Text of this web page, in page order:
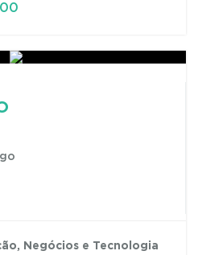
Negócios e Tecnologia